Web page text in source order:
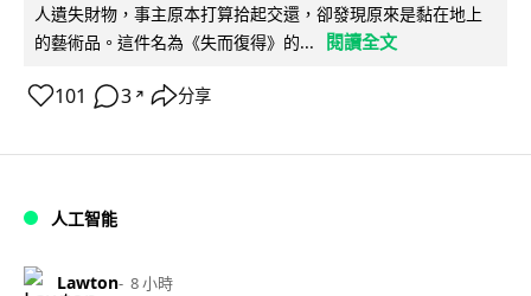
人遺失財物，事主原本打算拾起交還，卻發現原來是黏在地上
的藝術品。這件名為《失而復得》的...
閱讀全文
101 3 ↗ 分享
人工智能
Lawton 8 小時